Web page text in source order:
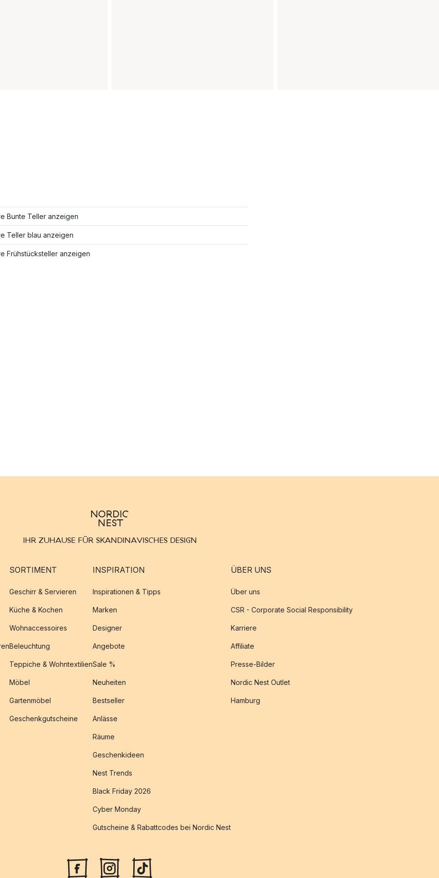
Bunte Teller anzeigen
Teller blau anzeigen
Frühstücksteller anzeigen
IHR ZUHAUSE FÜR SKANDINAVISCHES DESIGN
SORTIMENT
Geschirr & Servieren
Küche & Kochen
Wohnaccessoires
Beleuchtung
Teppiche & Wohntextilien
Möbel
Gartenmöbel
Geschenkgutscheine
INSPIRATION
Inspirationen & Tipps
Marken
Designer
Angebote
Sale %
Neuheiten
Bestseller
Anlässe
Räume
Geschenkideen
Nest Trends
Black Friday 2026
Cyber Monday
Gutscheine & Rabattcodes bei Nordic Nest
ÜBER UNS
Über uns
CSR - Corporate Social Responsibility
Karriere
Affiliate
Presse-Bilder
Nordic Nest Outlet
Hamburg